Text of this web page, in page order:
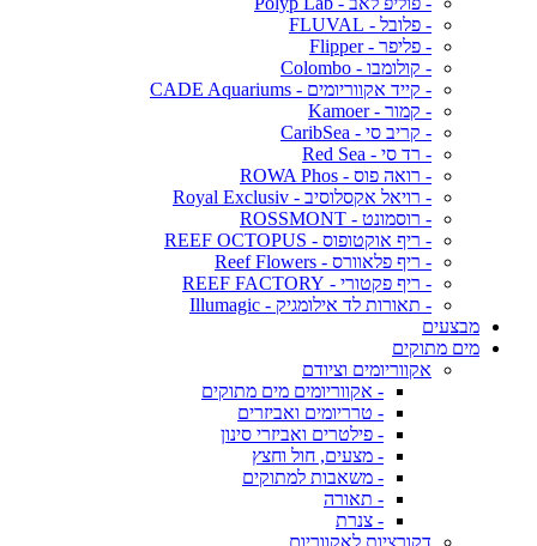
- פלובל - FLUVAL
- פליפר - Flipper
- קולומבו - Colombo
- קייד אקווריומים - CADE Aquariums
- קמור - Kamoer
- קריב סי - CaribSea
- רד סי - Red Sea
- רואה פוס - ROWA Phos
- רויאל אקסלוסיב - Royal Exclusiv
- רוסמונט - ROSSMONT
- ריף אוקטופוס - REEF OCTOPUS
- ריף פלאוורס - Reef Flowers
- ריף פקטורי - REEF FACTORY
- תאורות לד אילומגיק - Illumagic
מבצעים
מים מתוקים
אקווריומים וציודם
- אקווריומים מים מתוקים
- טרריומים ואביזרים
- פילטרים ואביזרי סינון
- מצעים, חול וחצץ
- משאבות למתוקים
- תאורה
- צנרת
דקורציות לאקווריום